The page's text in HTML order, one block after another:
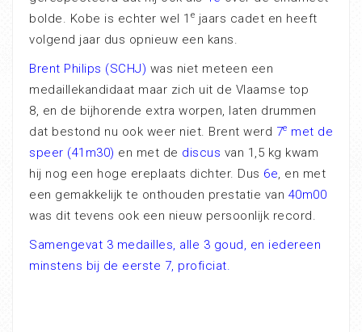
bolde. Kobe is echter wel 1 e jaars cadet en heeft
volgend jaar dus opnieuw een kans.
Brent Philips (SCHJ) was niet meteen een
medaillekandidaat maar zich uit de Vlaamse top
8, en de bijhorende extra worpen, laten drummen
dat bestond nu ook weer niet. Brent werd 7e met de
speer (41m30) en met de discus van 1,5 kg kwam
hij nog een hoge ereplaats dichter. Dus 6e, en met
een gemakkelijk te onthouden prestatie van 40m00
was dit tevens ook een nieuw persoonlijk record.
Samengevat 3 medailles, alle 3 goud, en iedereen
minstens bij de eerste 7, proficiat.